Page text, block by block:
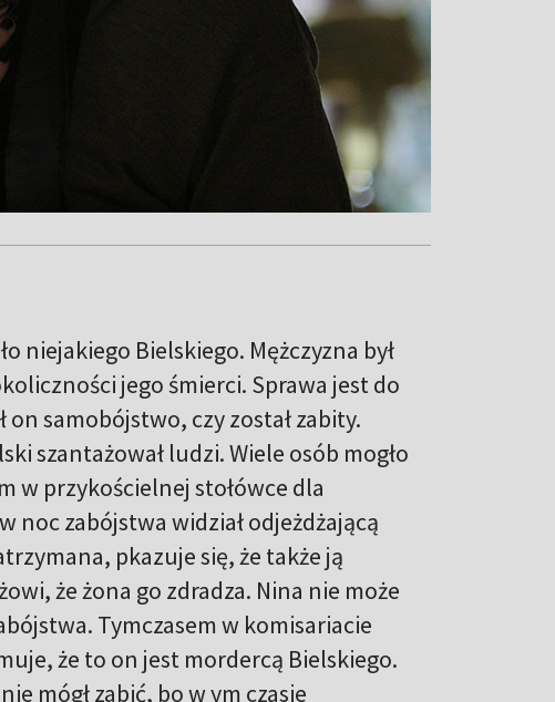
niejakiego Bielskiego. Mężczyzna był
jego śmierci. Sprawa jest do
samobójstwo, czy został zabity.
szantażował ludzi. Wiele osób mogło
w przykościelnej stołówce dla
noc zabójstwa widział odjeżdżającą
pkazuje się, że także ją
że żona go zdradza. Nina nie może
Tymczasem w komisariacie
że to on jest mordercą Bielskiego.
mógł zabić, bo w ym czasie